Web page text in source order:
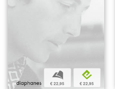
b
€ 22,95
e
€ 22,95